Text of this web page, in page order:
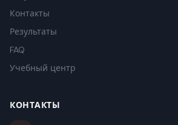
Контакты
Результаты
FAQ
Учебный центр
КОНТАКТЫ